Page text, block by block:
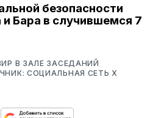
безопасности
и Бара в случившемся 7
В ЗАЛЕ ЗАСЕДАНИЙ
СОЦИАЛЬНАЯ СЕТЬ Х